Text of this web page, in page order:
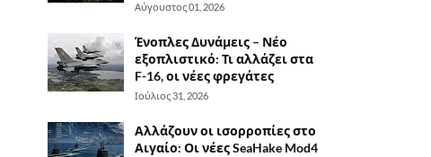
Αύγουστος 01, 2026
Ένοπλες Δυνάμεις – Νέο
εξοπλιστικό: Τι αλλάζει στα
F-16, οι νέες φρεγάτες
Ιούλιος 31, 2026
Αλλάζουν οι ισορροπίες στο
Αιγαίο: Οι νέες SeaHake Mod4